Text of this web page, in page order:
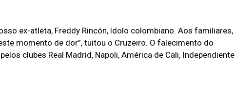
ex-atleta, Freddy Rincón, ídolo colombiano. Aos familiares,
momento de dor”, tuitou o Cruzeiro. O falecimento do
clubes Real Madrid, Napoli, América de Cali, Independiente